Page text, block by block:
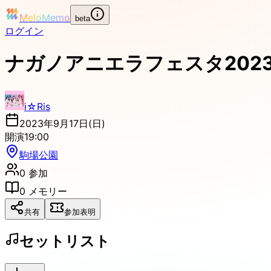
MeloMemo beta
ログイン
ナガノアニエラフェスタ
i☆Ris
2023年9月17日(日)
開演19:00
駒場公園
0 参加
0 メモリー
共有 参加表明
セットリスト